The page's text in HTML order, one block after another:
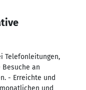
Telefonleitungen,
an
- Erreichte und
und